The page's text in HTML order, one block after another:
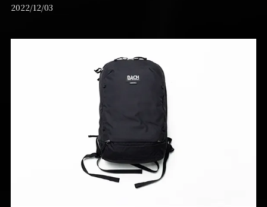
2022/12/03